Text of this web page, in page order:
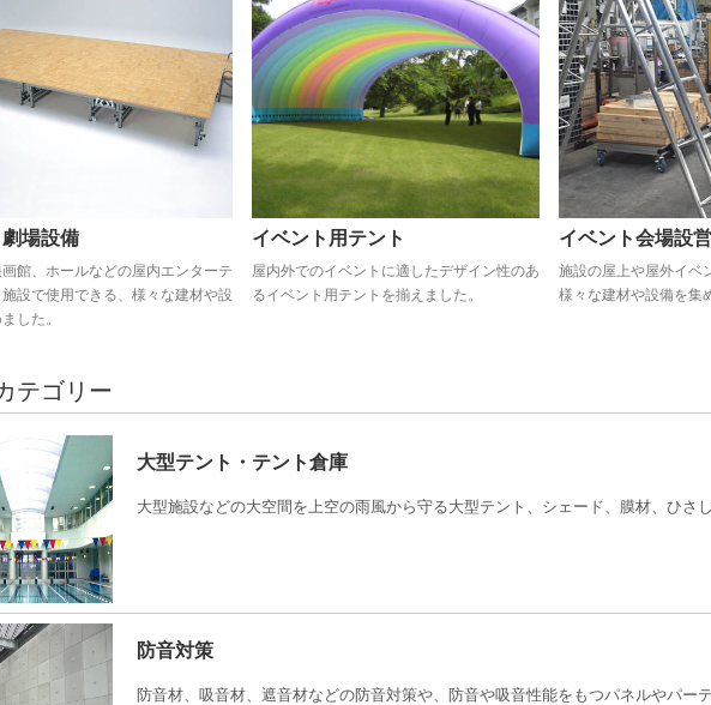
場設備
館、ホールなどの屋内エンターテ
設で使用できる、様々な建材や設
した。
イベント用テント
屋内外でのイベントに適したデザイン性のあ
るイベント用テントを揃えました。
イベント会場設
施設の屋上や屋外イベ
様々な建材や設備を集
テゴリー
大型テント・テント倉庫
大型施設などの大空間を上空の雨風から守る大型テント、シェード、膜材、ひさ
防音対策
防音材、吸音材、遮音材などの防音対策や、防音や吸音性能をもつパネルやパー